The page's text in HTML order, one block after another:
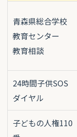
青森県総合学校
教育センター
教育相談
24時間子供SOS
ダイヤル
子どもの人権110